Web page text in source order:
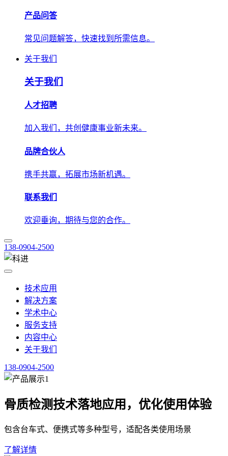
产品问答
常见问题解答，快速找到所需信息。
关于我们
关于我们
人才招聘
加入我们，共创健康事业新未来。
品牌合伙人
携手共赢，拓展市场新机遇。
联系我们
欢迎垂询，期待与您的合作。
138-0904-2500
技术应用
解决方案
学术中心
服务支持
内容中心
关于我们
138-0904-2500
骨质检测技术落地应用，优化使用体验
包含台车式、便携式等多种型号，适配各类使用场景
了解详情